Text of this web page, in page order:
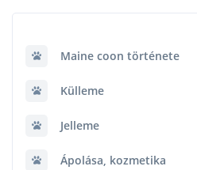
Maine coon története
Külleme
Jelleme
Ápolása, kozmetika